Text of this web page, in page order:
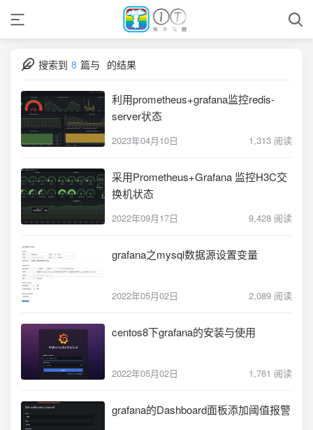
搜索到 8 篇与 的结果
利用prometheus+grafana监控redis-
server状态
2023年04月10日 1,313 阅读
采用Prometheus+Grafana 监控H3C交
换机状态
2022年09月17日 9,428 阅读
grafana之mysql数据源设置变量
2022年05月02日 2,089 阅读
centos8下grafana的安装与使用
2022年05月02日 1,761 阅读
grafana的Dashboard面板添加阈值报警